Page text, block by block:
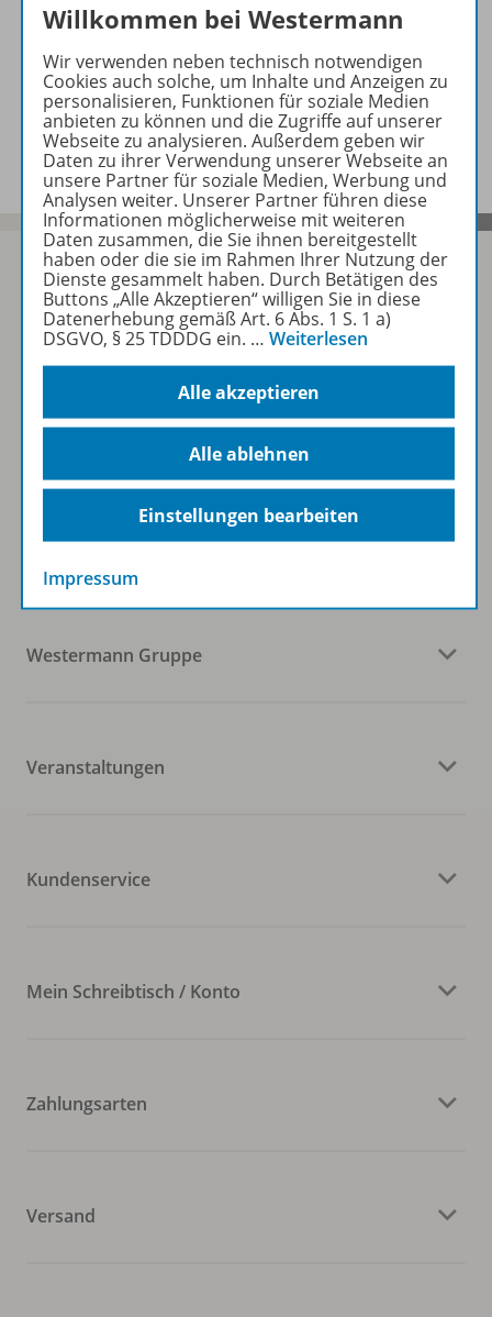
Empfehlungen der Redaktion
Benachrichtigungs-Service
Sofort profitieren
Zum Newsletter anmelden
Folgen Sie uns auf Social Media
Westermann Gruppe
Veranstaltungen
Kundenservice
Mein Schreibtisch / Konto
Zahlungsarten
Versand
Willkommen bei Westermann
Wir verwenden neben technisch notwendigen
Cookies auch solche, um Inhalte und Anzeigen zu
personalisieren, Funktionen für soziale Medien
anbieten zu können und die Zugriffe auf unserer
Webseite zu analysieren. Außerdem geben wir
Daten zu ihrer Verwendung unserer Webseite an
unsere Partner für soziale Medien, Werbung und
Analysen weiter. Unserer Partner führen diese
Informationen möglicherweise mit weiteren
Daten zusammen, die Sie ihnen bereitgestellt
haben oder die sie im Rahmen Ihrer Nutzung der
Dienste gesammelt haben. Durch Betätigen des
Buttons „Alle Akzeptieren“ willigen Sie in diese
Datenerhebung gemäß Art. 6 Abs. 1 S. 1 a)
DSGVO, § 25 TDDDG ein. … Weiterlesen
Alle akzeptieren
Alle ablehnen
Einstellungen bearbeiten
Impressum